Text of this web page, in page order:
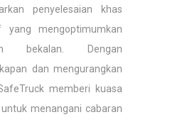
penyelesaian khas
yang mengoptimumkan
bekalan. Dengan
dan mengurangkan
memberi kuasa
menangani cabaran